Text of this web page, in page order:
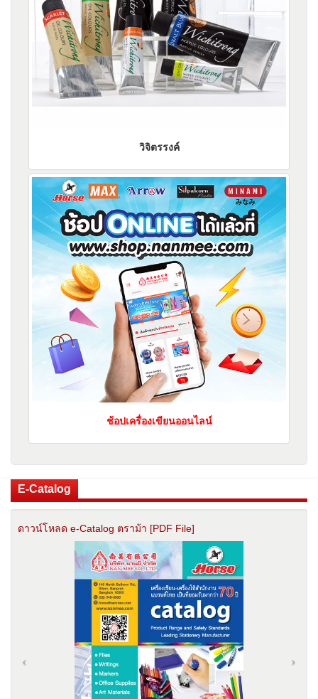
วิจิตรรงค์
ช้อปเครื่องเขียนออนไลน์
E-Catalog
ดาวน์โหลด e-Catalog ตราม้า [PDF File]